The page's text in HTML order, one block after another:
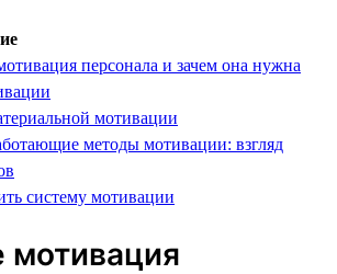
персонала и зачем она нужна
мотивации
методы мотивации: взгляд
систему мотивации
мотивация